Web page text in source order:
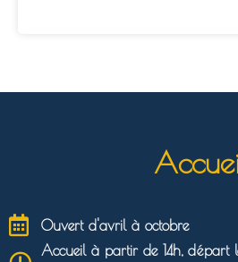
Ouvert d'avril à octobre
Accueil à partir de 14h, départ